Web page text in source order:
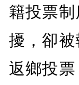
籍投票
擾，卻
返鄉投